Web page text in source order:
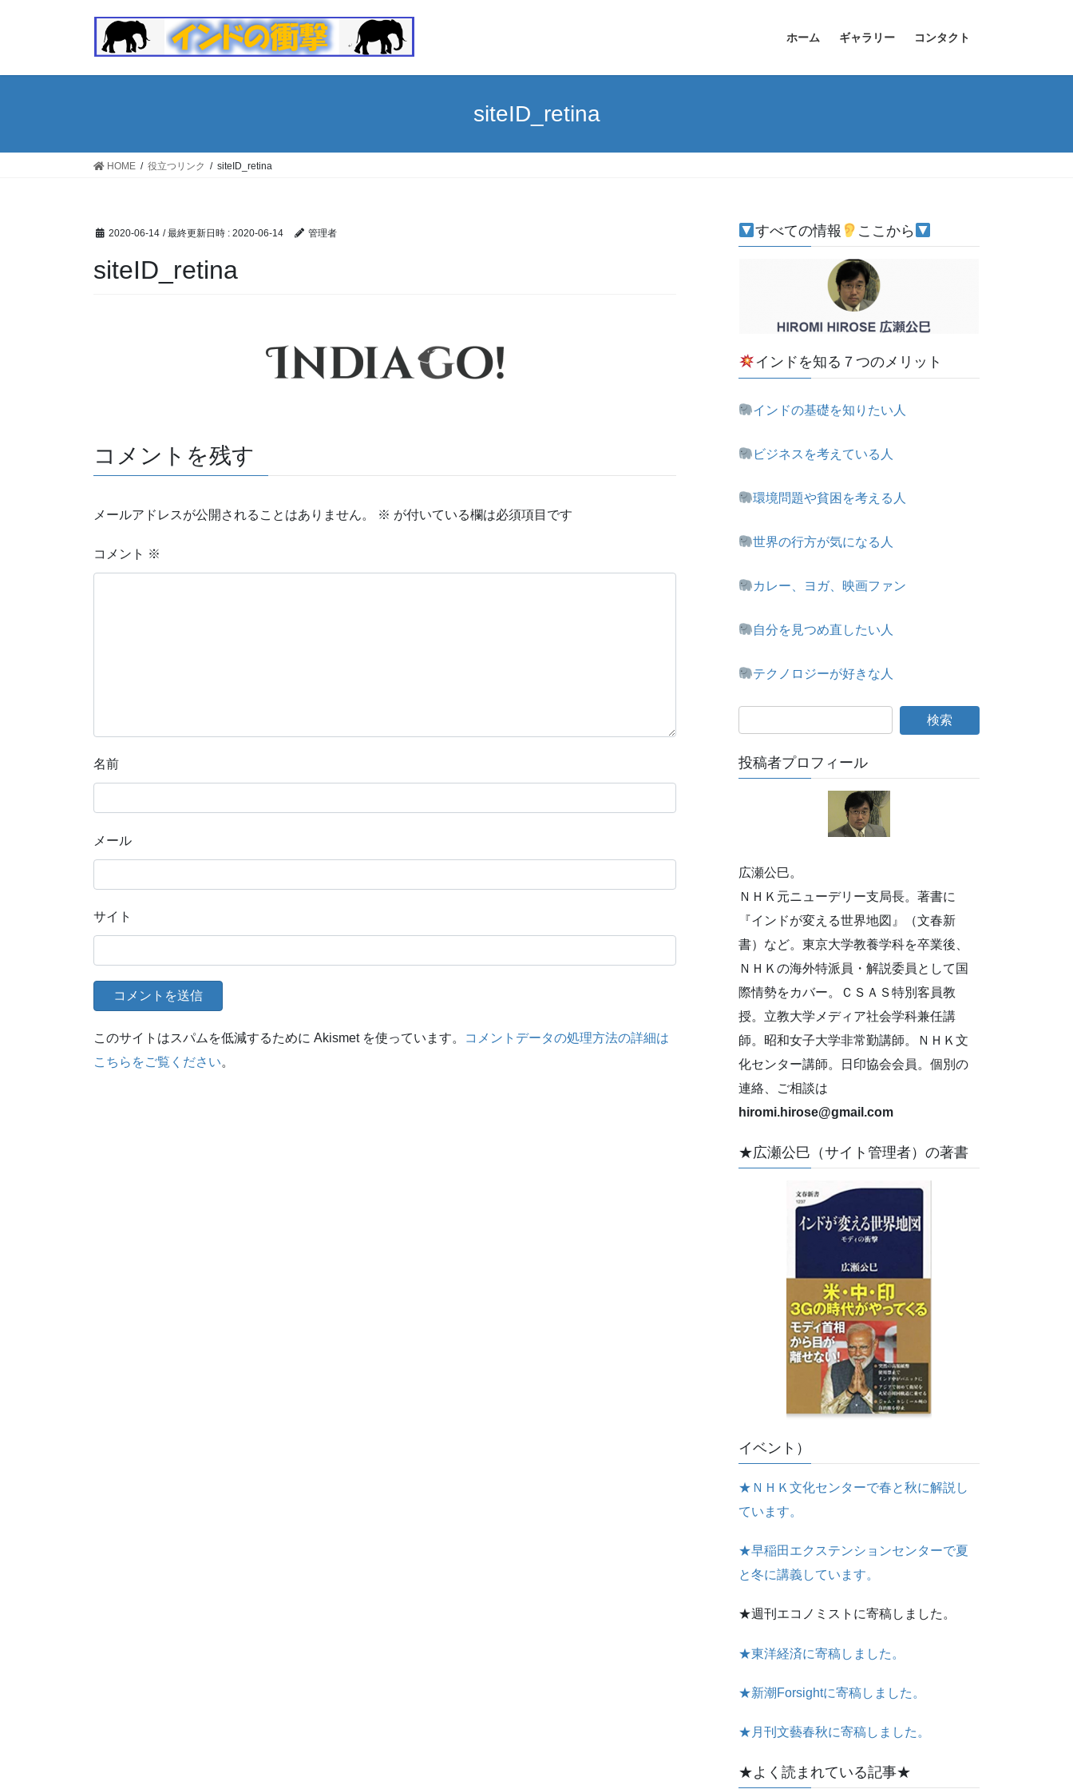
ホーム ギャラリー コンタクト
siteID_retina
HOME 役立つリンク siteID_retina
2020-06-14 / 最終更新日時 : 2020-06-14 管理者
siteID_retina
コメントを残す
メールアドレスが公開されることはありません。 ※ が付いている欄は必須項目です
コメント ※
名前
メール
サイト
このサイトはスパムを低減するために Akismet を使っています。
コメントデータの処理方法の詳細は
こちらをご覧ください。
すべての情報 ここから
インドを知る７つのメリット
インドの基礎を知りたい人
ビジネスを考えている人
環境問題や貧困を考える人
世界の行方が気になる人
カレー、ヨガ、映画ファン
自分を見つめ直したい人
テクノロジーが好きな人
投稿者プロフィール
広瀬公巳。
ＮＨＫ元ニューデリー支局長。著書に
『インドが変える世界地図』（文春新
書）など。東京大学教養学科を卒業後、
ＮＨＫの海外特派員・解説委員として国
際情勢をカバー。ＣＳＡＳ特別客員教
授。立教大学メディア社会学科兼任講
師。昭和女子大学非常勤講師。ＮＨＫ文
化センター講師。日印協会会員。個別の
連絡、ご相談は
hiromi.hirose@gmail.com
★広瀬公巳（サイト管理者）の著書
イベント）
★ＮＨＫ文化センターで春と秋に解説し
ています。
★早稲田エクステンションセンターで夏
と冬に講義しています。
★週刊エコノミストに寄稿しました。
★東洋経済に寄稿しました。
★新潮Forsightに寄稿しました。
★月刊文藝春秋に寄稿しました。
★よく読まれている記事★